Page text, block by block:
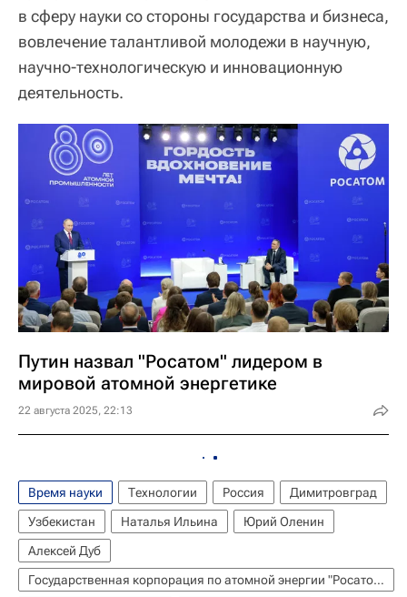
в сферу науки со стороны государства и бизнеса,
вовлечение талантливой молодежи в научную,
научно-технологическую и инновационную
деятельность.
Путин назвал "Росатом" лидером в
мировой атомной энергетике
22 августа 2025, 22:13
Время науки Технологии Россия
Димитровград
Узбекистан
Наталья Ильина
Юрий Оленин
Алексей Дуб
Государственная корпорация по атомной энергии "Росатом"